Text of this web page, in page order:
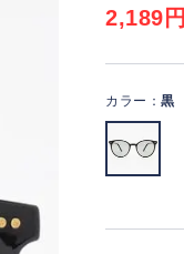
2,189円
カラー： 黒